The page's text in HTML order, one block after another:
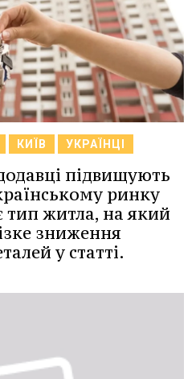
КИЇВ УКРАЇНЦІ
підвищують
ринку
тип житла, на який
зниження
у статті.